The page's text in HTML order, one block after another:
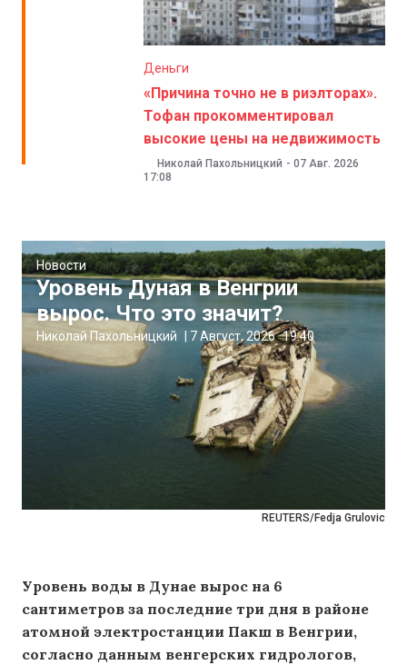
Деньги
«Причина точно не в риэлторах».
Тофан прокомментировал
высокие цены на недвижимость
Николай Пахольницкий - 07 Авг. 2026
17:08
REUTERS/Fedja Grulovic
Новости
Уровень Дуная в Венгрии
вырос. Что это значит?
Николай Пахольницкий 7 Август, 2026 19:40
Уровень воды в Дунае вырос на 6
сантиметров за последние три дня в районе
атомной электростанции Пакш в Венгрии,
согласно данным венгерских гидрологов,